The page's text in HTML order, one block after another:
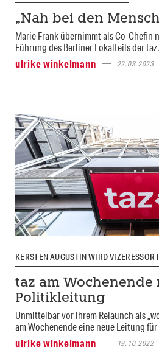
„Nah bei den
Marie Frank übernimmt als Co-Chefin
Führung des Berliner Lokalteils der taz.
ulrike winkelmann
22.03.2023
KERSTEN AUGUSTIN WIRD
taz am Wochenende
Politikleitung
Unmittelbar vor ihrem Relaunch als
am Wochenende eine neue Leitung
ulrike winkelmann
19.10.2022